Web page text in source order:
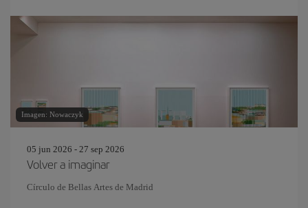
Imagen: Nowaczyk
05 jun 2026 - 27 sep 2026
Volver a imaginar
Círculo de Bellas Artes de Madrid